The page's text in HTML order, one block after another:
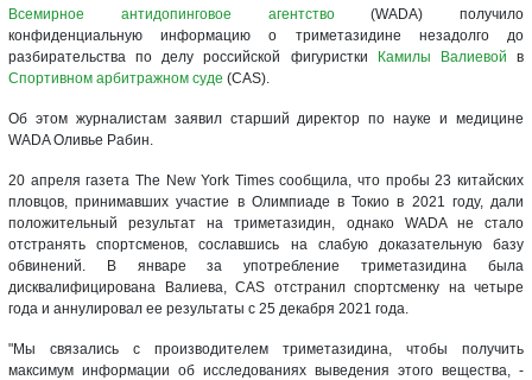
Всемирное антидопинговое агентство(WADA) получило
конфиденциальную информацию о триметазидине незадолго до
разбирательства по делу российской фигуристки
Камилы Валиевой в
Спортивном арбитражном суде (CAS).
Об этом журналистам заявил старший директор по науке и медицине
WADA Оливье Рабин.
20 апреля газета The New York Times сообщила, что пробы 23 китайских
пловцов, принимавших участие в Олимпиаде в Токио в 2021 году, дали
положительный результат на триметазидин, однако WADA не стало
отстранять спортсменов, сославшись на слабую доказательную базу
обвинений. В январе за употребление триметазидина была
дисквалифицирована Валиева, CAS отстранил спортсменку на четыре
года и аннулировал ее результаты с 25 декабря 2021 года.
"Мы связались с производителем триметазидина, чтобы получить
максимум информации об исследованиях выведения этого вещества, -